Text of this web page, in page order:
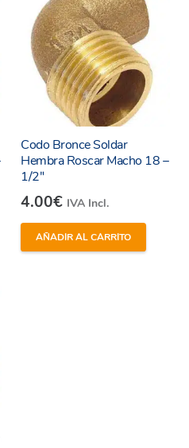
Codo Bronce Soldar
Hembra Roscar Macho 18 –
1/2″
4.00€ IVA Incl.
AÑADIR AL CARRITO